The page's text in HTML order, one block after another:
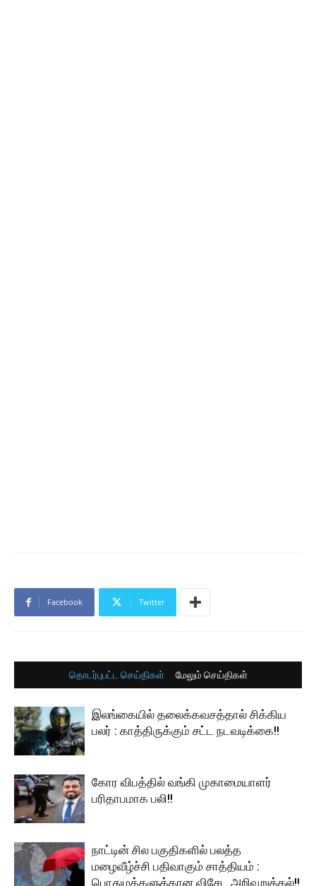
Facebook Twitter
தொடர்புபட்ட செய்திகள் மேலும் செய்திகள்
இலங்கையில் தலைக்கவசத்தால் சிக்கிய
பலர் : காத்திருக்கும் சட்ட நடவடிக்கை!!
கோர விபத்தில் வங்கி முகாமையாளர்
பரிதாபமாக பலி!!
நாட்டின் சில பகுதிகளில் பலத்த
மழைவீழ்ச்சி பதிவாகும் சாத்தியம் :
பொதுமக்களுக்கான விசேட அறிவுறுத்தல்!!